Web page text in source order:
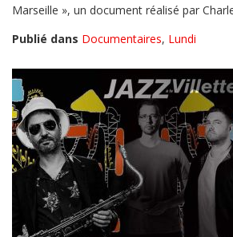
Marseille », un document réalisé par
Publié dans Documentaires, Lundi